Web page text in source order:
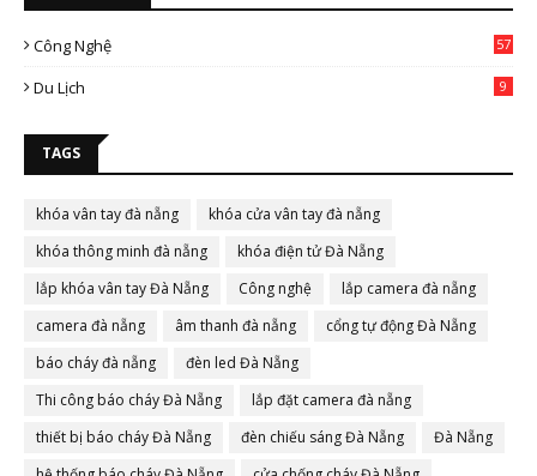
Công Nghệ 57
Du Lịch 9
TAGS
khóa vân tay đà nẵng
khóa cửa vân tay đà nẵng
khóa thông minh đà nẵng
khóa điện tử Đà Nẵng
lắp khóa vân tay Đà Nẵng
Công nghệ
lắp camera đà nẵng
camera đà nẵng
âm thanh đà nẵng
cổng tự động Đà Nẵng
báo cháy đà nẵng
đèn led Đà Nẵng
Thi công báo cháy Đà Nẵng
lắp đặt camera đà nẵng
thiết bị báo cháy Đà Nẵng
đèn chiếu sáng Đà Nẵng
Đà Nẵng